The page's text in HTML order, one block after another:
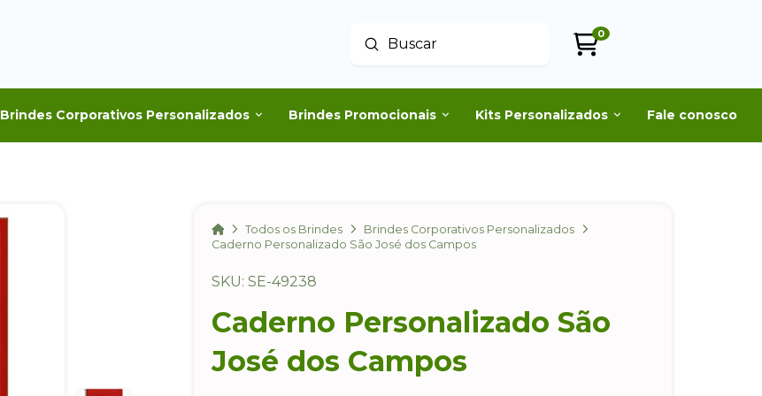
Buscar
Enviar
0
Brindes Corporativos Personalizados Brindes Promocionais Kits Personalizados Fale conosco
HomeTodos os Brindes
Brindes Corporativos Personalizados
Caderno Personalizado São José dos Campos
SKU: SE-49238
Caderno Personalizado São
José dos Campos